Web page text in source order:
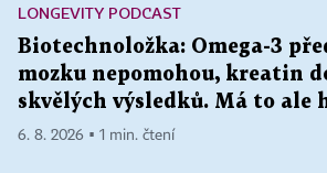
LONGEVITY PODCAST
Biotechnoložka: Omega-3
mozku nepomohou, kreatin
skvělých výsledků. Má to ale
6. 8. 2026 ▪ 1 min. čtení